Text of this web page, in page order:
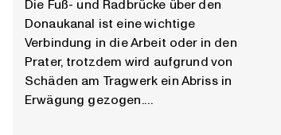
Die Fuß- und Radbrücke über den
Donaukanal ist eine wichtige
Verbindung in die Arbeit oder in den
Prater, trotzdem wird aufgrund von
Schäden am Tragwerk ein Abriss in
Erwägung gezogen.…